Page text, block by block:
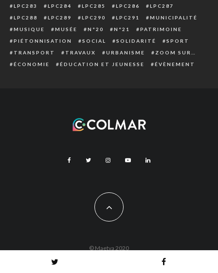
LPC283
LPC284 LPC285 LPC286
LPC287
LPC288
LPC289 LPC290 LPC291
MUNICIPALITÉ
MUSIQUE
MUSÉE N°20 N°21
PATRIMOINE
PIÉTONNISATION
SOCIAL SOLIDARITÉ
SPORT
TRANSPORT
TRAVAUX URBANISME
ZOOM SUR…
ÉCONOMIE
ÉDUCATION ET JEUNESSE ÉVÈNEMENT
© Maetva 2020